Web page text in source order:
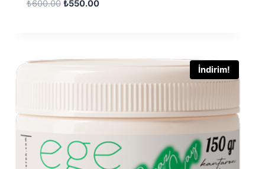
₺600.00 ₺550.00
İndirim!